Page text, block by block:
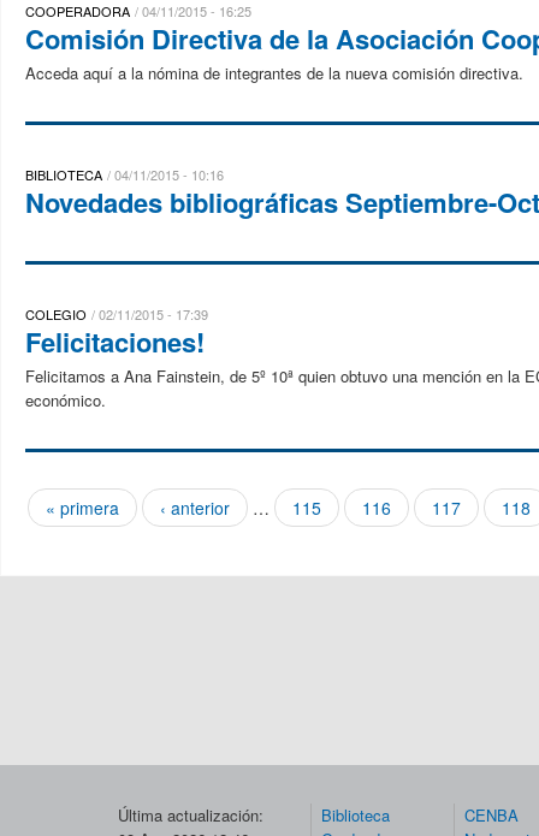
COOPERADORA 04/11/2015 - 16:25
Comisión Directiva de la Asociación
Acceda aquí a la nómina de integrantes de la nueva comisión directiva.
BIBLIOTECA 04/11/2015 - 10:16
Novedades bibliográficas Septiembre-
COLEGIO 02/11/2015 - 17:39
Felicitaciones!
Felicitamos a Ana Fainstein, de 5º 10ª quien obtuvo una mención en la
económico.
Páginas
« primera ‹ anterior … 115 116 117 118
Última actualización:
Biblioteca
CENBA